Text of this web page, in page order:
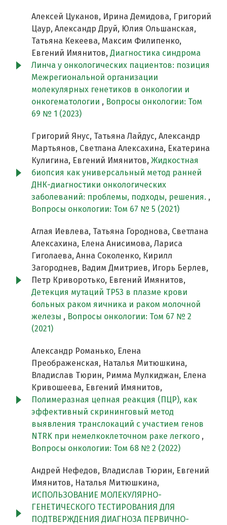
Алексей Цуканов, Ирина Демидова, Григорий
Цаур, Александр Друй, Юлия Ольшанская,
Татьяна Кекеева, Максим Филипенко,
Евгений Имянитов, Диагностика синдрома
Линча у онкологических пациентов: позиция
Межрегиональной организации
молекулярных генетиков в онкологии и
онкогематологии , Вопросы онкологии: Том
69 № 1 (2023)
Григорий Янус, Татьяна Лайдус, Александр
Мартьянов, Светлана Алексахина, Екатерина
Кулигина, Евгений Имянитов, Жидкостная
биопсия как универсальный метод ранней
ДНК-диагностики онкологических
заболеваний: проблемы, подходы, решения. ,
Вопросы онкологии: Том 67 № 5 (2021)
Аглая Иевлева, Татьяна Городнова, Светлана
Алексахина, Елена Анисимова, Лариса
Гиголаева, Анна Соколенко, Кирилл
Загороднев, Вадим Дмитриев, Игорь Берлев,
Петр Криворотько, Евгений Имянитов,
Детекция мутаций TP53 в плазме крови
больных раком яичника и раком молочной
железы , Вопросы онкологии: Том 67 № 2
(2021)
Александр Романько, Елена
Преображенская, Наталья Митюшкина,
Владислав Тюрин, Римма Мулкиджан, Елена
Кривошеева, Евгений Имянитов,
Полимеразная цепная реакция (ПЦР), как
эффективный скрининговый метод
выявления транслокаций с участием генов
NTRK при немелкоклеточном раке легкого ,
Вопросы онкологии: Том 68 № 2 (2022)
Андрей Нефедов, Владислав Тюрин, Евгений
Имянитов, Наталья Митюшкина,
ИСПОЛЬЗОВАНИЕ МОЛЕКУЛЯРНО-
ГЕНЕТИЧЕСКОГО ТЕСТИРОВАНИЯ ДЛЯ
ПОДТВЕРЖДЕНИЯ ДИАГНОЗА ПЕРВИЧНО-